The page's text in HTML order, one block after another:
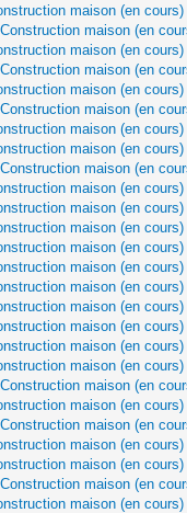
maison (en cours)
maison (en
maison (en cours)
maison (en
maison (en cours)
maison (en
maison (en cours)
maison (en cours)
maison (en
maison (en cours)
maison (en cours)
maison (en cours)
maison (en cours)
maison (en cours)
maison (en cours)
maison (en cours)
maison (en cours)
maison (en cours)
maison (en cours)
maison (en
maison (en cours)
maison (en
maison (en cours)
maison (en cours)
maison (en
maison (en cours)